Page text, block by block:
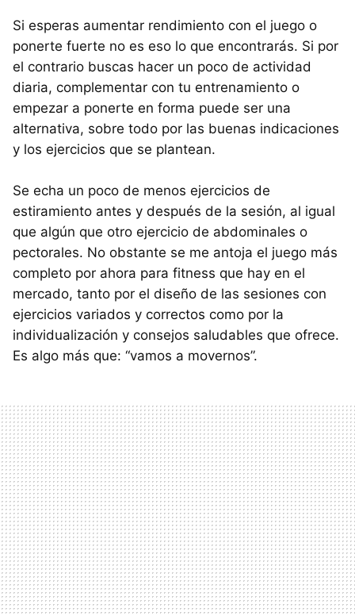
Si esperas aumentar rendimiento con el juego o
ponerte fuerte no es eso lo que encontrarás. Si por
el contrario buscas hacer un poco de actividad
diaria, complementar con tu entrenamiento o
empezar a ponerte en forma puede ser una
alternativa, sobre todo por las buenas indicaciones
y los ejercicios que se plantean.
Se echa un poco de menos ejercicios de
estiramiento antes y después de la sesión, al igual
que algún que otro ejercicio de abdominales o
pectorales. No obstante se me antoja el juego más
completo por ahora para fitness que hay en el
mercado, tanto por el diseño de las sesiones con
ejercicios variados y correctos como por la
individualización y consejos saludables que ofrece.
Es algo más que: “vamos a movernos”.